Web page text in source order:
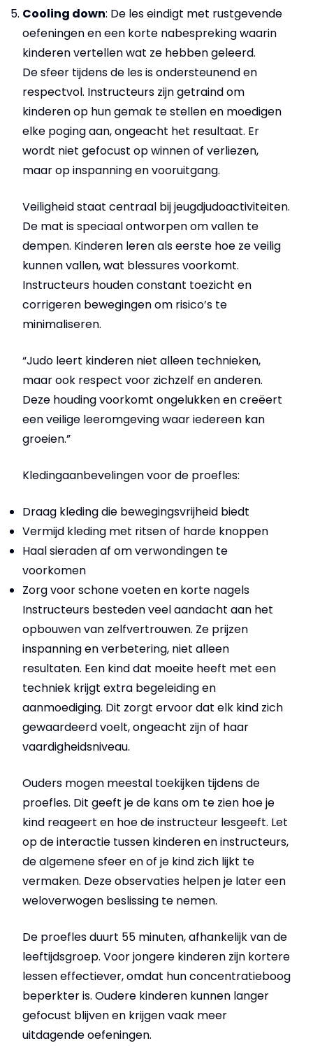
Cooling down: De les eindigt met rustgevende
oefeningen en een korte nabespreking waarin
kinderen vertellen wat ze hebben geleerd.
De sfeer tijdens de les is ondersteunend en
respectvol. Instructeurs zijn getraind om
kinderen op hun gemak te stellen en moedigen
elke poging aan, ongeacht het resultaat. Er
wordt niet gefocust op winnen of verliezen,
maar op inspanning en vooruitgang.
Veiligheid staat centraal bij jeugdjudoactiviteiten.
De mat is speciaal ontworpen om vallen te
dempen. Kinderen leren als eerste hoe ze veilig
kunnen vallen, wat blessures voorkomt.
Instructeurs houden constant toezicht en
corrigeren bewegingen om risico’s te
minimaliseren.
“Judo leert kinderen niet alleen technieken,
maar ook respect voor zichzelf en anderen.
Deze houding voorkomt ongelukken en creëert
een veilige leeromgeving waar iedereen kan
groeien.”
Kledingaanbevelingen voor de proefles:
Draag kleding die bewegingsvrijheid biedt
Vermijd kleding met ritsen of harde knoppen
Haal sieraden af om verwondingen te
voorkomen
Zorg voor schone voeten en korte nagels
Instructeurs besteden veel aandacht aan het
opbouwen van zelfvertrouwen. Ze prijzen
inspanning en verbetering, niet alleen
resultaten. Een kind dat moeite heeft met een
techniek krijgt extra begeleiding en
aanmoediging. Dit zorgt ervoor dat elk kind zich
gewaardeerd voelt, ongeacht zijn of haar
vaardigheidsniveau.
Ouders mogen meestal toekijken tijdens de
proefles. Dit geeft je de kans om te zien hoe je
kind reageert en hoe de instructeur lesgeeft. Let
op de interactie tussen kinderen en instructeurs,
de algemene sfeer en of je kind zich lijkt te
vermaken. Deze observaties helpen je later een
weloverwogen beslissing te nemen.
De proefles duurt 55 minuten, afhankelijk van de
leeftijdsgroep. Voor jongere kinderen zijn kortere
lessen effectiever, omdat hun concentratieboog
beperkter is. Oudere kinderen kunnen langer
gefocust blijven en krijgen vaak meer
uitdagende oefeningen.